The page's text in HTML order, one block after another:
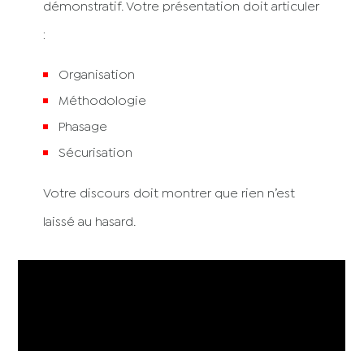
démonstratif. Votre présentation doit articuler
:
Organisation
Méthodologie
Phasage
Sécurisation
Votre discours doit montrer que rien n’est
laissé au hasard.